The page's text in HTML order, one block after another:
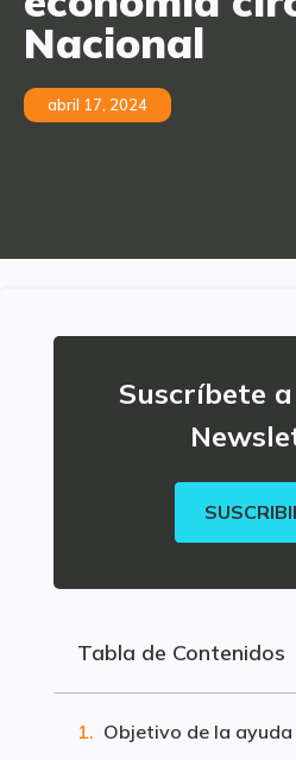
Nacional
abril 17, 2024
Suscríbete
Tabla de Contenidos
Objetivo de la ayuda